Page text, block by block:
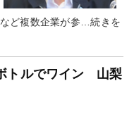
ど複数企業が参…続きを
トルでワイン 山梨